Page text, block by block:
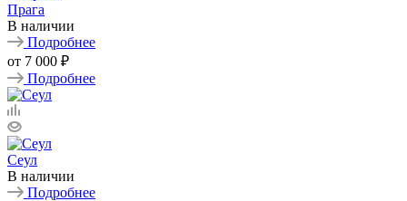
Прага
В наличии
Подробнее
от 7 000 ₽
Подробнее
Сеул
В наличии
Подробнее